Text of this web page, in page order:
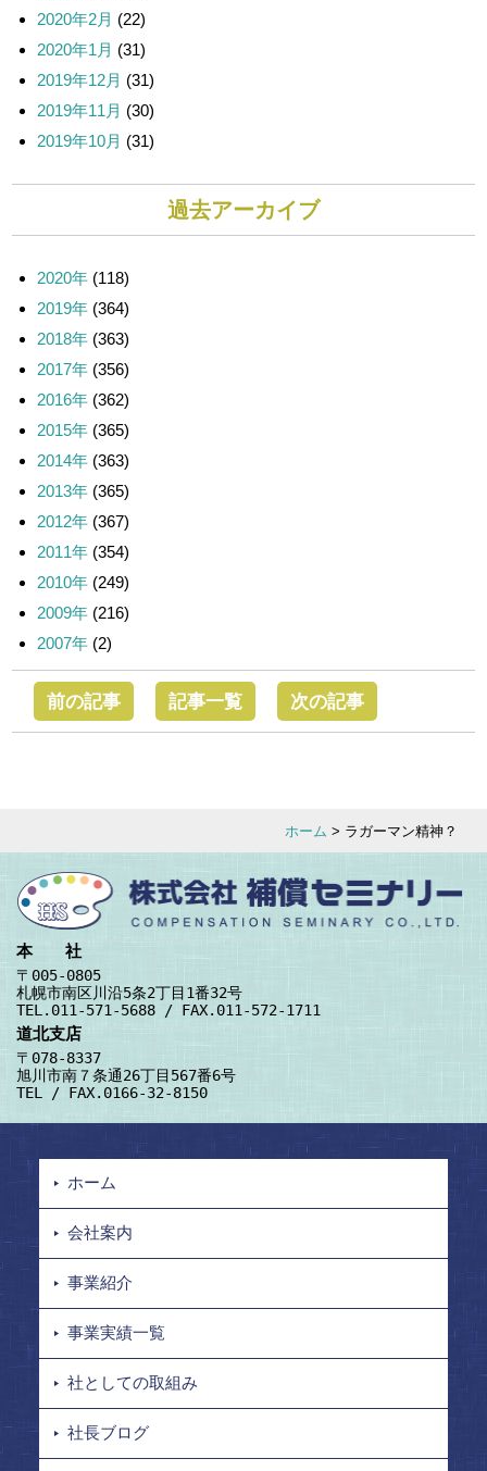
2020年2月 (22)
2020年1月 (31)
2019年12月 (31)
2019年11月 (30)
2019年10月 (31)
過去アーカイブ
2020年(118)
2019年(364)
2018年(363)
2017年(356)
2016年(362)
2015年(365)
2014年(363)
2013年(365)
2012年(367)
2011年(354)
2010年(249)
2009年(216)
2007年(2)
前の記事 記事一覧 次の記事
ホーム > ラガーマン精神？
本 社
〒005-0805
札幌市南区川沿5条2丁目1番32号
TEL.011-571-5688 / FAX.011-572-1711
道北支店
〒078-8337
旭川市南７条通26丁目567番6号
TEL / FAX.0166-32-8150
ホーム
会社案内
事業紹介
事業実績一覧
社としての取組み
社長ブログ